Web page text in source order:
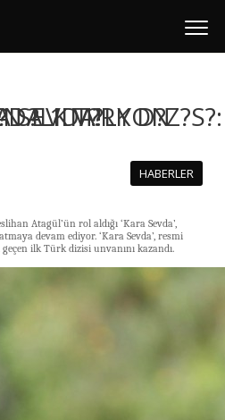
GE?EN ?LK T?RK D?Z?S?: KARA SEVDA!
HABERLER
Atagül’ün rol aldığı ‘Kara Sevda’,
devam ediyor. ‘Kara Sevda’, resmi
ilk Türk dizisi unvanını kazandı.